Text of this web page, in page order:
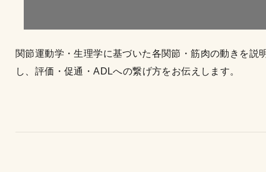
関節運動学・生理学に基づいた各関節・筋肉の動きを説
し、評価・促通・ADLへの繋げ方をお伝えします。